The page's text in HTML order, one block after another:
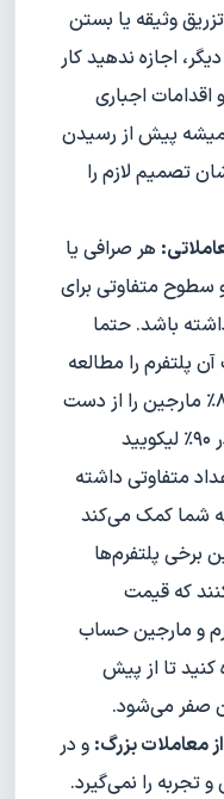
وثیقه یا بستن
اجازه ندهید کار
اقدامات اجباری
پیش از رسیدن
تصمیم لازم را
هر صرافی یا
سطوح متفاوتی برای
باشد. حتما
پلتفرم را مطالعه
کنید. مثلا بعضی صرافی‌ها ۸۰٪ مارجین را از دست
برود کال مارجین می‌کنند و در ۹۰٪ لیکویید
متفاوتی داشته
شما کمک می‌کند
برخی پلتفرم‌ها
که قیمت
و مارجین حساب
کنید تا از پیش
صفر می‌شود.
معاملات بزرگ: و در
تجربه را نمی‌گیرد.